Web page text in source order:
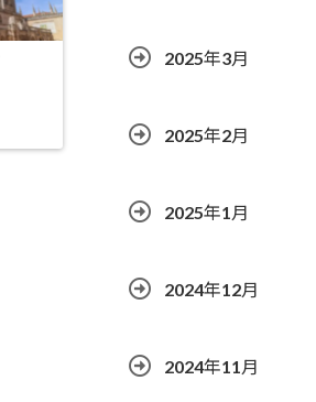
2025年3月
2025年2月
2025年1月
2024年12月
2024年11月